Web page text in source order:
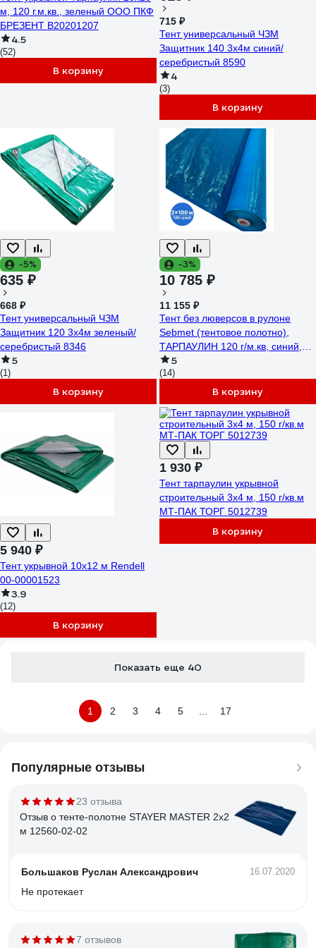
м, 120 г.м.кв., зеленый ООО ПКФ
БРЕЗЕНТ В20201207
4.5
(52)
В корзину
715 ₽
Тент универсальный ЧЗМ
Защитник 140 3х4м синий/
серебристый 8590
4
(3)
В корзину
-5%
635 ₽
668 ₽
Тент универсальный ЧЗМ
Защитник 120 3х4м зеленый/
серебристый 8346
5
(1)
В корзину
-3%
10 785 ₽
11 155 ₽
Тент без люверсов в рулоне
Sebmet (тентовое полотно),
ТАРПАУЛИН 120 г/м.кв, синий,
2x100м / 200м² TD07901202100Т
5
(14)
В корзину
5 940 ₽
Тент укрывной 10х12 м Rendell
00-00001523
3.9
(12)
В корзину
1 930 ₽
Тент тарпаулин укрывной
строительный 3x4 м, 150 г/кв.м
МТ-ПАК ТОРГ 5012739
В корзину
Показать еще 40
1 2 3 4 5 17
Популярные отзывы
23 отзыва
Отзыв о тенте-полотне STAYER MASTER 2х2
м 12560-02-02
Большаков Руслан Александрович 16.07.2020
Не протекает
7 отзывов